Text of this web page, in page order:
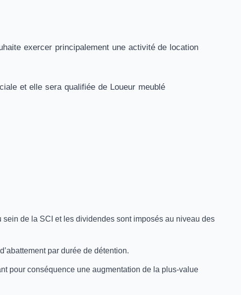
exercer principalement une activité de location
et elle sera qualifiée de Loueur meublé
de la SCI et les dividendes sont imposés au niveau des
par durée de détention.
pour conséquence une augmentation de la plus-value